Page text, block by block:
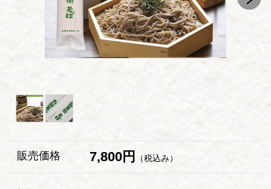
販売価格 7,800円 （税込み）